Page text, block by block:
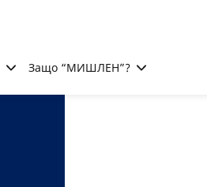
Защо “МИШЛЕН”?